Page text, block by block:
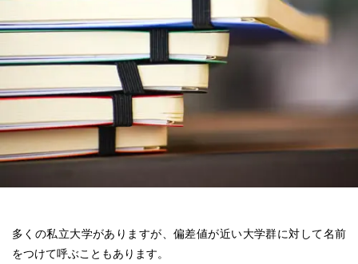
多くの私立大学がありますが、偏差値が近い大学群に対して名前
をつけて呼ぶこともあります。